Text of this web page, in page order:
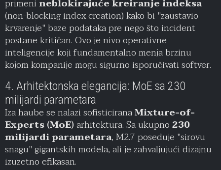
primenineblokirajuće kreiranje indeksa
(non-blocking index creation) kako bi "zaustavio
krvarenje" baze podataka pre nego što incident
postane kritičan. Ovo je nivo operativne
inteligencije koji fundamentalno menja brzinu
kojom kompanije mogu sigurno isporučivati softver.
4. Arhitektonska elegancija: MoE sa 230
milijardi parametara
Iza haube se nalazi sofisticiranaMixture-of-
Experts (MoE)arhitektura. Sa ukupno230
milijardi parametara, M2.7 poseduje "sirovu
snagu" gigantskih modela, ali je zahvaljujući dizajnu
izuzetno efikasan.